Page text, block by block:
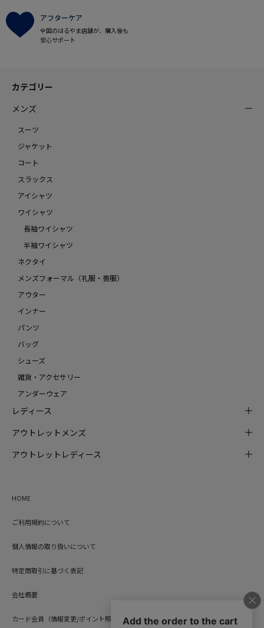
アフターケア
全国のはるやま店舗が、購入後も
安心サポート
カテゴリー
メンズ
スーツ
ジャケット
コート
スラックス
アイシャツ
ワイシャツ
長袖ワイシャツ
半袖ワイシャツ
ネクタイ
メンズフォーマル（礼服・喪服）
アウター
インナー
パンツ
バッグ
シューズ
雑貨・アクセサリー
アンダーウェア
レディース
アウトレットメンズ
アウトレットレディース
HOME
ご利用規約について
個人情報の取り扱いについて
特定商取引に基づく表記
会社概要
カード会員（情報変更/ポイント照会）